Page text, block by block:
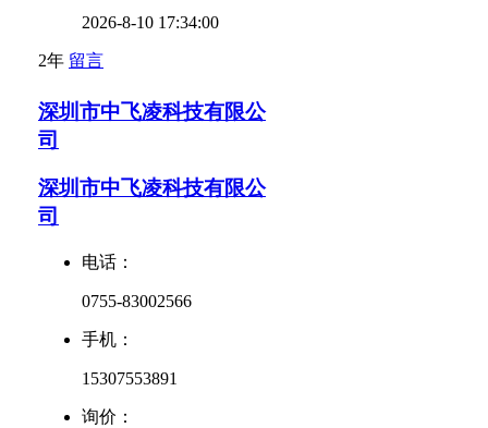
2026-8-10 17:34:00
2年 留言
深圳市中飞凌科技有限公
司
深圳市中飞凌科技有限公
司
电话：
0755-83002566
手机：
15307553891
询价：